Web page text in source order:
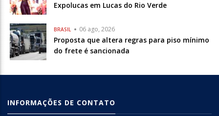
Expolucas em Lucas do Rio Verde
BRASIL 06 ago, 2026
Proposta que altera regras para piso mínimo
do frete é sancionada
INFORMAÇÕES DE CONTATO